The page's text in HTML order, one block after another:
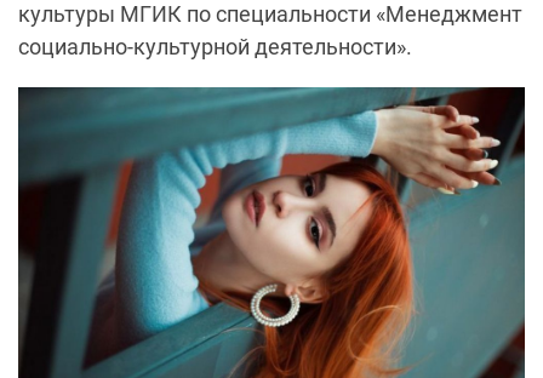
культуры МГИК по специальности «Менеджмент
социально-культурной деятельности».